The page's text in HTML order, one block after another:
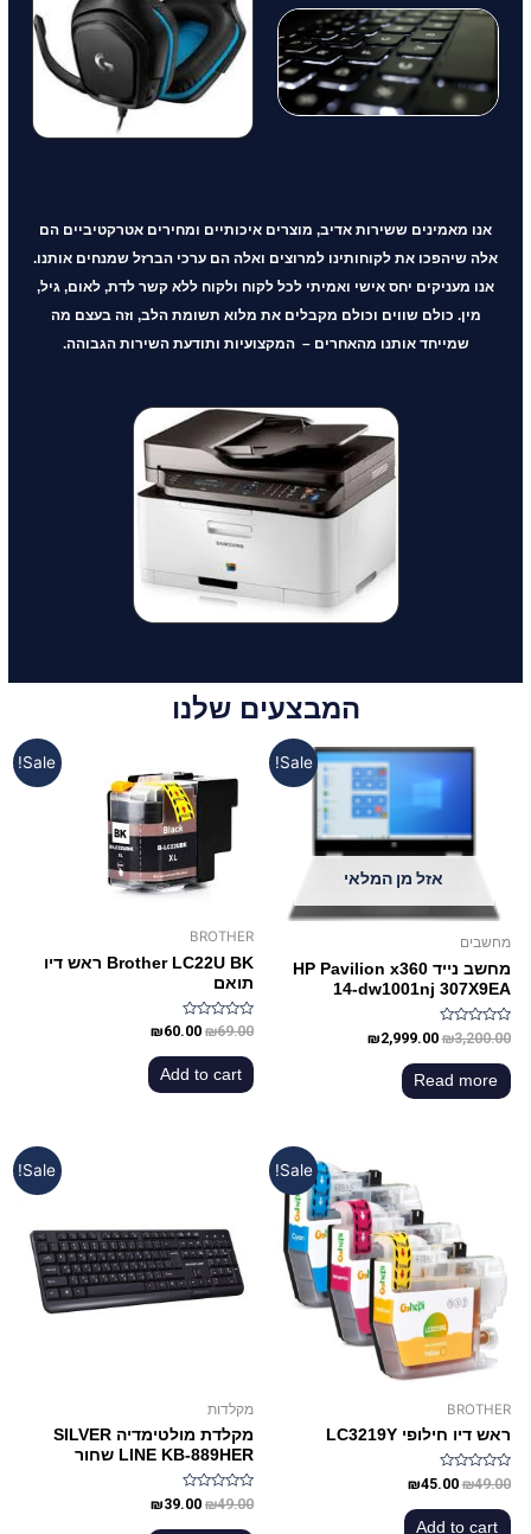
אנו מאמינים ששירות אדיב, מוצרים איכותיים ומחירים אטרקטיביים הם
אלה שיהפכו את לקוחותינו למרוצים ואלה הם ערכי הברזל שמנחים אותנו.
אנו מעניקים יחס אישי ואמיתי לכל לקוח ולקוח ללא קשר לדת, לאום, גיל,
מין. כולם שווים וכולם מקבלים את מלוא תשומת הלב, וזה בעצם מה
שמייחד אותנו מהאחרים – המקצועיות ותודעת השירות הגבוהה.
המבצעים שלנו
Sale!
אזל מן המלאי
מחשבים
מחשב נייד HP Pavilion x360
14-dw1001nj 307X9EA
Rated
0
out
of
5
₪3,200.00
₪2,999.00
Read more
Sale!
BROTHER
Brother LC22U BK ראש דיו
תואם
Rated
out
of
5
₪69.00
₪60.00
Add to cart
Sale!
BROTHER
ראש דיו חילופי LC3219Y
Rated
0
out
of
₪49.00
₪45.00
Add to cart
Sale!
מקלדות
מקלדת מולטימדיה SILVER
LINE KB-889HER שחור
Rated
0
out
₪49.00
₪39.00